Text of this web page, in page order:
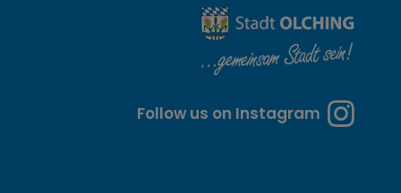
Follow us on Instagram